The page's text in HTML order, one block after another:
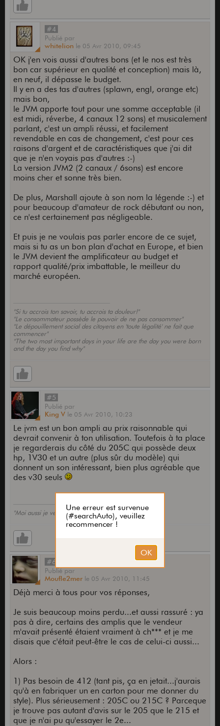
#4
Publié par
whitelion le 05 Avr 2010, 09:45
OK j'en vois aussi d'autres bons (et le nos est très
bon car supérieur en qualité et conception) mais là,
en neuf, il dépasse le budget.
Il y en a des tas d'autres (splawn, engl, orange etc)
mais bon,
le JVM apporte tout pour une somme acceptable (il
est midi, réverbe, 4 canaux 12 sons) et musicalement
parlant, c'est un ampli réussi, et facilement
revendable en cas de changement, c'est pour ces
raisons d'argent et de caractéristiques que j'ai dit
que je n'en voyais pas d'autres :-)
La version JVM2 (2 canaux / 6sons) est encore
moins cher et sonne très bien.
De plus, Marshall ajoute à son nom la légende :-) et
pour beaucoup d'amateur de rock débutant ou non,
ce n'est certainement pas négligeable.
Et puis je ne voulais pas parler encore de ce sujet,
mais si tu as un bon plan d'achat en Europe, et bien
le JVM devient the amplificateur au budget et
rapport qualité/prix imbattable, le meilleur du
marché européen.
"Si tu accrois ton savoir, tu accrois ta douleur!"
"Le consommateur possède le pouvoir de ne pas consommer"
"Le dépouillement social des citoyens en 'toute légalité' ne fait que
commencer"
"The two most important days in your life are the day you were born
and the day you find why"
#5
Publié par
King V le 05 Avr 2010, 10:23
Le jvm est un bon ampli au prix raisonnable qui
devrait convenir à ton utilisation. Toutefois à ta place
je regarderais du côté du 205C qui possède deux
hp, 1V30 et un autre (plus sûr du modèle) qui
donnent un son intéressant, bien plus agréable que
des v30 seuls
"Moi aussi je veux une citation de KingV en signature"
#6
Publiépar
Moufle2mer le 05 Avr 2010, 11:45
Déjà merci à tous pour vos réponses,
Je suis beaucoup moins perdu...et aussi rassuré : ya
pas à dire, certains des amplis que le vendeur
m'avait présenté étaient vraiment à ch*** et je me
disais que c'était peut-être le cas de celui-ci aussi...
Alors :
1) Pas besoin de 412 (tant pis, ça en jetait...j'aurais
qu'à en fabriquer un en carton pour me donner du
style). Plus sérieusement : 205C ou 215C ? Parceque
je trouve pas autant d'avis sur le 205 que le 215 et
que je n'ai pu qu'essayer le 2e...